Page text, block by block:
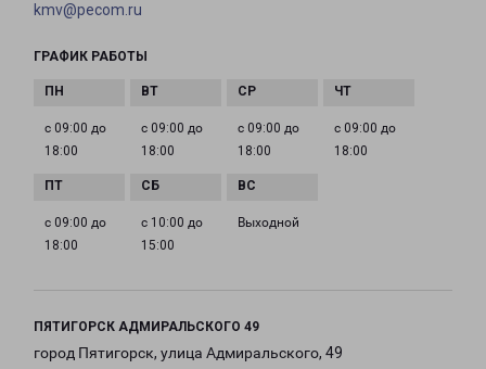
kmv@pecom.ru
ГРАФИК РАБОТЫ
с 09:00 до
18:00
с 09:00 до
18:00
с 09:00 до
18:00
с 09:00 до
18:00
с 09:00 до
18:00
с 10:00 до
15:00
Выходной
ПЯТИГОРСК АДМИРАЛЬСКОГО 49
город Пятигорск, улица Адмиральского, 49